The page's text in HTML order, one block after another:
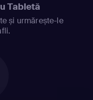
Tabletă
și urmărește-le